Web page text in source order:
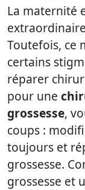
La maternité
Toutefois, ce
certains
réparer
pour une
grossesse,
coups :
toujours et
grossesse.
grossesse et